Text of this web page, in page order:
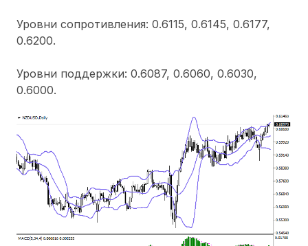
Уровни сопротивления: 0.6115, 0.6145, 0.6177,
0.6200.
Уровни поддержки: 0.6087, 0.6060, 0.6030,
0.6000.